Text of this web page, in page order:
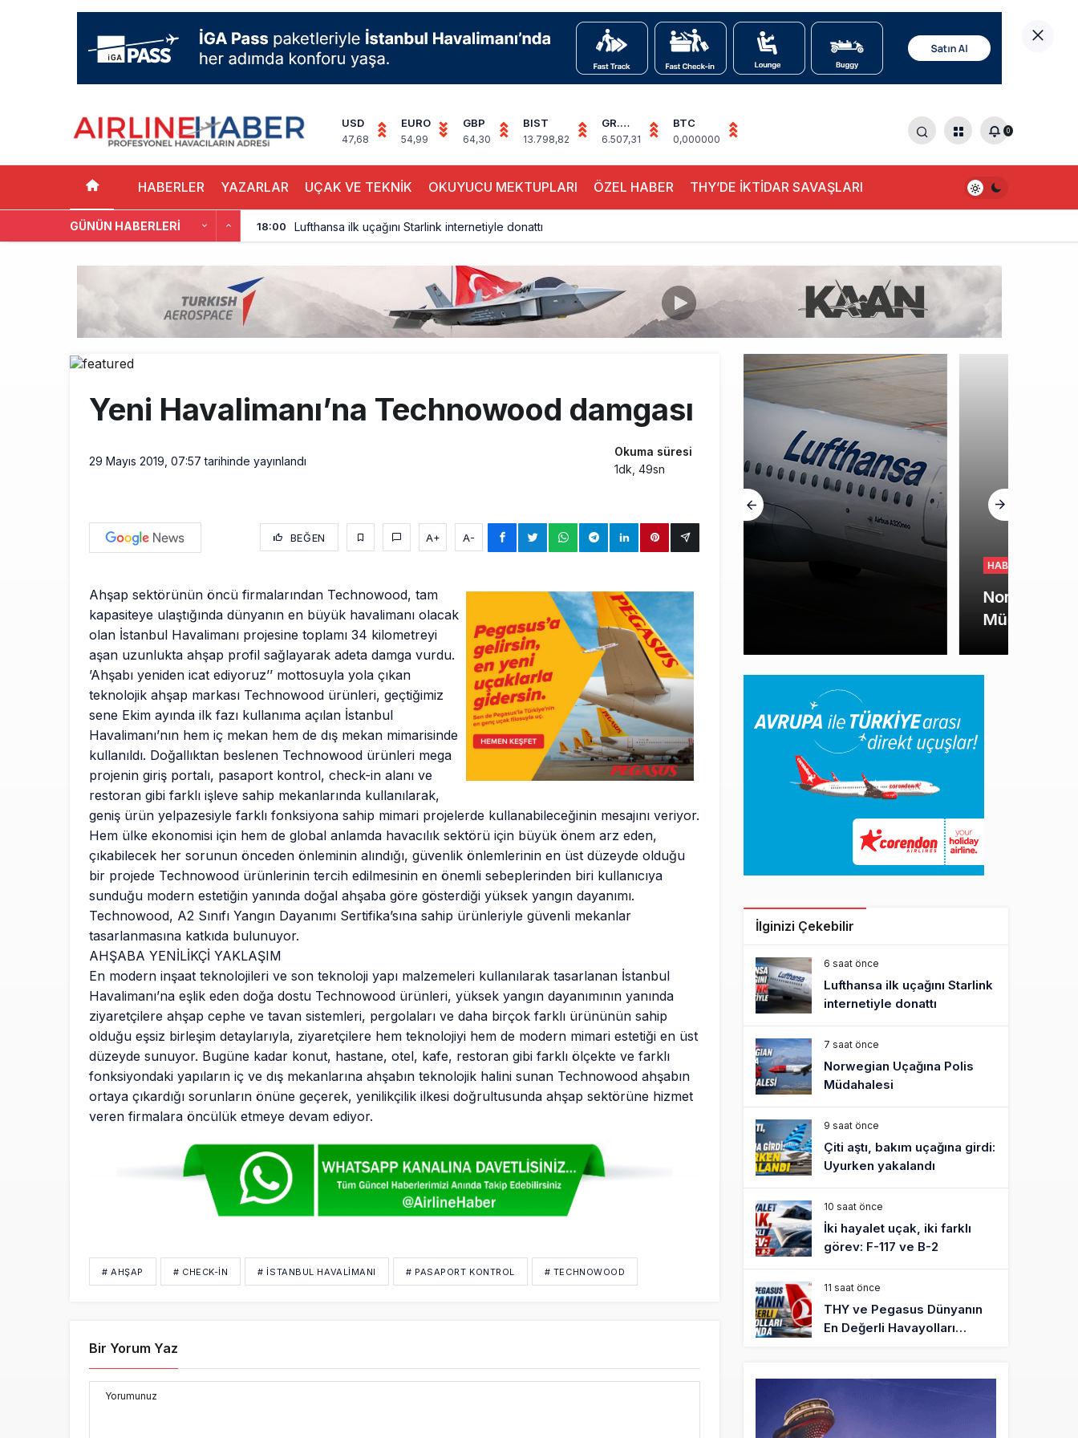
USD
47,68
EURO
54,99
GBP
64,30
BIST
13.798,82
GR.
ALTIN
6.507,31
BTC
0,000000
0
HABERLER YAZARLAR UÇAK VE TEKNİK OKUYUCU MEKTUPLARI ÖZEL HABER THY’DE İKTİDAR SAVAŞLARI
GÜNÜN HABERLERI 18:00 Lufthansa ilk uçağını Starlink internetiyle donattı
British Airways A380 seferlerini yüzde 28 azaltıyor
Çiti aştı, bakım uçağına girdi: Uyurken yakalandı
12:00 Fly Baghdad ABD yaptırım listesinden çıkarıldı
Yeni Havalimanı’na Technowood damgası
29 Mayıs 2019, 07:57 tarihinde yayınlandı
Okuma süresi
1dk, 49sn
BEĞEN A+ A-
Ahşap sektörünün öncü firmalarından Technowood, tam
kapasiteye ulaştığında dünyanın en büyük havalimanı olacak
olan İstanbul Havalimanı projesine toplamı 34 kilometreyi
aşan uzunlukta ahşap profil sağlayarak adeta damga vurdu.
’Ahşabı yeniden icat ediyoruz’’ mottosuyla yola çıkan
teknolojik ahşap markası Technowood ürünleri, geçtiğimiz
sene Ekim ayında ilk fazı kullanıma açılan İstanbul
Havalimanı’nın hem iç mekan hem de dış mekan mimarisinde
kullanıldı. Doğallıktan beslenen Technowood ürünleri mega
projenin giriş portalı, pasaport kontrol, check-in alanı ve
restoran gibi farklı işleve sahip mekanlarında kullanılarak,
geniş ürün yelpazesiyle farklı fonksiyona sahip mimari projelerde kullanabileceğinin mesajını veriyor.
Hem ülke ekonomisi için hem de global anlamda havacılık sektörü için büyük önem arz eden,
çıkabilecek her sorunun önceden önleminin alındığı, güvenlik önlemlerinin en üst düzeyde olduğu
bir projede Technowood ürünlerinin tercih edilmesinin en önemli sebeplerinden biri kullanıcıya
sunduğu modern estetiğin yanında doğal ahşaba göre gösterdiği yüksek yangın dayanımı.
Technowood, A2 Sınıfı Yangın Dayanımı Sertifika’sına sahip ürünleriyle güvenli mekanlar
tasarlanmasına katkıda bulunuyor.
AHŞABA YENİLİKÇİ YAKLAŞIM
En modern inşaat teknolojileri ve son teknoloji yapı malzemeleri kullanılarak tasarlanan İstanbul
Havalimanı’na eşlik eden doğa dostu Technowood ürünleri, yüksek yangın dayanımının yanında
ziyaretçilere ahşap cephe ve tavan sistemleri, pergolaları ve daha birçok farklı ürününün sahip
olduğu eşsiz birleşim detaylarıyla, ziyaretçilere hem teknolojiyi hem de modern mimari estetiği en üst
düzeyde sunuyor. Bugüne kadar konut, hastane, otel, kafe, restoran gibi farklı ölçekte ve farklı
fonksiyondaki yapıların iç ve dış mekanlarına ahşabın teknolojik halini sunan Technowood ahşabın
ortaya çıkardığı sorunların önüne geçerek, yenilikçilik ilkesi doğrultusunda ahşap sektörüne hizmet
veren firmalara öncülük etmeye devam ediyor.
# AHŞAP # CHECK-IN # İSTANBUL HAVALİMANI # PASAPORT KONTROL # TECHNOWOOD
Bir Yorum Yaz
Yorumunuz
HABERLER
İlginizi Çekebilir
6 saat önce
Lufthansa ilk uçağını Starlink
internetiyle donattı
7 saat önce
Norwegian Uçağına Polis
Müdahalesi
9 saat önce
Çiti aştı, bakım uçağına girdi:
Uyurken yakalandı
10 saat önce
İki hayalet uçak, iki farklı
görev: F-117 ve B-2
11 saat önce
THY ve Pegasus Dünyanın
En Değerli Havayolları
Fly Baghdad ABD yaptırım
listesinden çıkarıldı